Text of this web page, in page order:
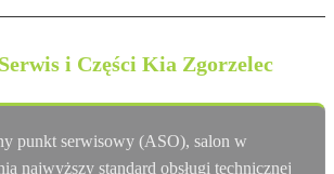
i Części Kia Zgorzelec
punkt serwisowy (ASO), salon w
najwyższy standard obsługi technicznej